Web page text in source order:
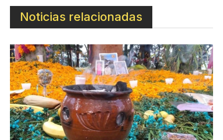
Noticias relacionadas